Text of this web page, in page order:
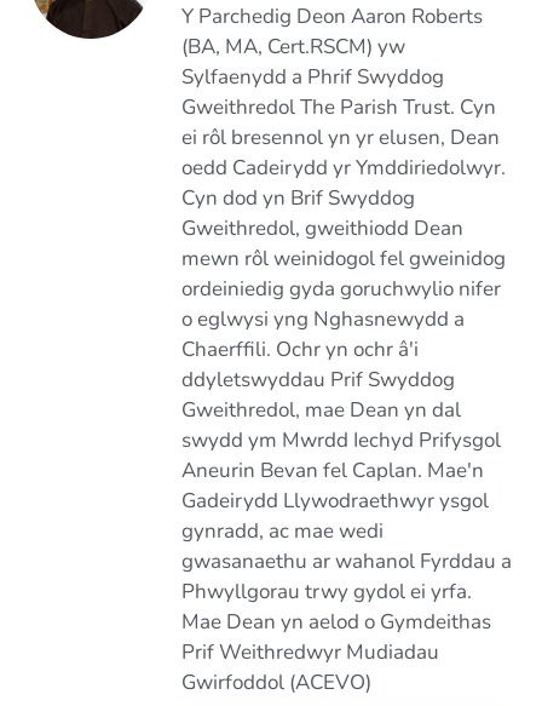
Y Parchedig Deon Aaron Roberts
(BA, MA, Cert.RSCM) yw
Sylfaenydd a Phrif Swyddog
Gweithredol The Parish Trust. Cyn
ei rôl bresennol yn yr elusen, Dean
oedd Cadeirydd yr Ymddiriedolwyr.
Cyn dod yn Brif Swyddog
Gweithredol, gweithiodd Dean
mewn rôl weinidogol fel gweinidog
ordeiniedig gyda goruchwylio nifer
o eglwysi yng Nghasnewydd a
Chaerffili. Ochr yn ochr â'i
ddyletswyddau Prif Swyddog
Gweithredol, mae Dean yn dal
swydd ym Mwrdd Iechyd Prifysgol
Aneurin Bevan fel Caplan. Mae'n
Gadeirydd Llywodraethwyr ysgol
gynradd, ac mae wedi
gwasanaethu ar wahanol Fyrddau a
Phwyllgorau trwy gydol ei yrfa.
Mae Dean yn aelod o Gymdeithas
Prif Weithredwyr Mudiadau
Gwirfoddol (ACEVO)